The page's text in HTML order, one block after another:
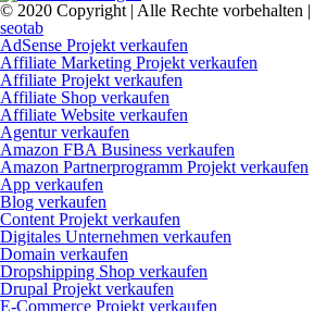
© 2020 Copyright | Alle Rechte vorbehalten |
seotab
AdSense Projekt verkaufen
Affiliate Marketing Projekt verkaufen
Affiliate Projekt verkaufen
Affiliate Shop verkaufen
Affiliate Website verkaufen
Agentur verkaufen
Amazon FBA Business verkaufen
Amazon Partnerprogramm Projekt verkaufen
App verkaufen
Blog verkaufen
Content Projekt verkaufen
Digitales Unternehmen verkaufen
Domain verkaufen
Dropshipping Shop verkaufen
Drupal Projekt verkaufen
E-Commerce Projekt verkaufen